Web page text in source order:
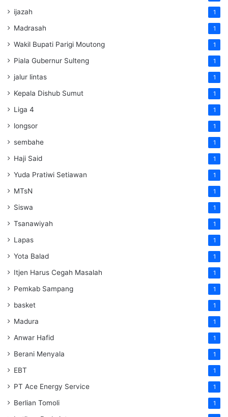
ijazah 1
Madrasah 1
Wakil Bupati Parigi Moutong 1
Piala Gubernur Sulteng 1
jalur lintas 1
Kepala Dishub Sumut 1
Liga 4 1
longsor 1
sembahe 1
Haji Said 1
Yuda Pratiwi Setiawan 1
MTsN 1
Siswa 1
Tsanawiyah 1
Lapas 1
Yota Balad 1
Itjen Harus Cegah Masalah 1
Pemkab Sampang 1
basket 1
Madura 1
Anwar Hafid 1
Berani Menyala 1
EBT 1
PT Ace Energy Service 1
Berlian Tomoli 1